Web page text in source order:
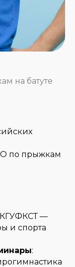
на батуте
по прыжкам
КГУФКСТ —
и спорта
: